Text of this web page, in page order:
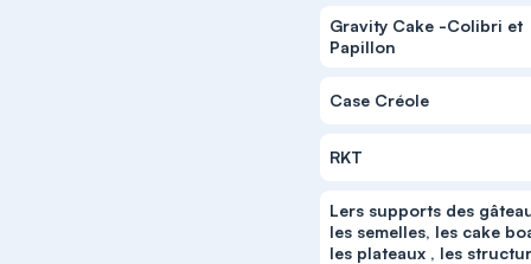
Gravity Cake -Colibri et
Papillon
Case Créole
RKT
Lers supports des
les semelles, les cake
les plateaux , les